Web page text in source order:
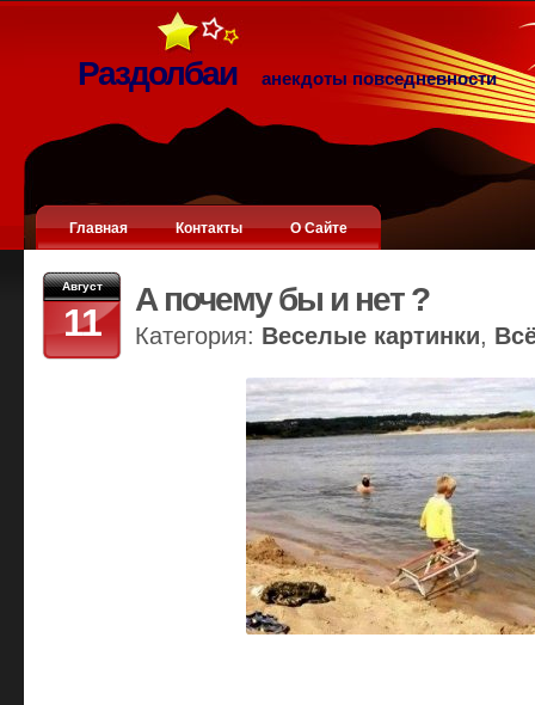
Раздолбаи анекдоты повседневности
Главная Контакты О Сайте
Август
11
А почему бы и нет ?
Категория: Веселые картинки,